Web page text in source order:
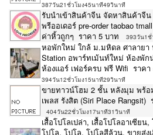
387วัน21ชั่วโมง45นาที49วินาที
รับนำเข้าสินค้าจีน จัดหาสินค้าจี
พรีออเดอร์ pre-order taobao
ค่าหิ้วถูกๆ ราคา 5 บาท
393วัน1
หอพักใหม่ ใกล้ ม.มหิดล ศาลายา
Station อพาร์ทเม้นท์ใหม่ ห้องพั
ห้องแอร์ เฟอร์ครบ ฟรี Wifi ราคา
394วัน12ชั่วโมง15นาที29วินาที
ขายทาวน์โฮม 2 ชั้น หลังมุม พร้อ
เพลส รังสิต (Siri Place Rangsit)
404วัน22ชั่วโมง17นาที31วินาที
เสื้อโปโลเปล่า, เสื้อโปโลอาเซียน
โปโล, โปโล, โปโลสีล้วน, ขายส่ง